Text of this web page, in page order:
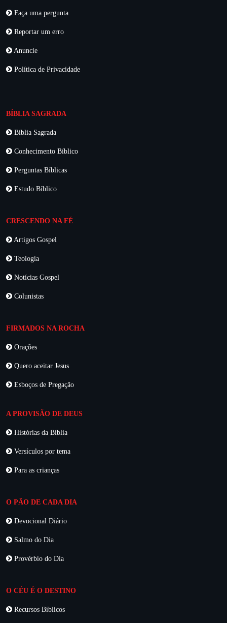
Faça uma pergunta
Reportar um erro
Anuncie
Política de Privacidade
BÍBLIA SAGRADA
Bíblia Sagrada
Conhecimento Bíblico
Perguntas Bíblicas
Estudo Bíblico
CRESCENDO NA FÉ
Artigos Gospel
Teologia
Notícias Gospel
Colunistas
FIRMADOS NA ROCHA
Orações
Quero aceitar Jesus
Esboços de Pregação
A PROVISÃO DE DEUS
Histórias da Bíblia
Versículos por tema
Para as crianças
O PÃO DE CADA DIA
Devocional Diário
Salmo do Dia
Provérbio do Dia
O CÉU É O DESTINO
Recursos Bíblicos